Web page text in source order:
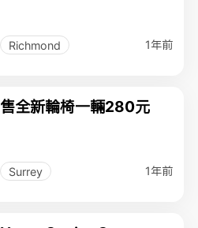
Richmond 1年前
售全新輪椅一輛280元
Surrey 1年前